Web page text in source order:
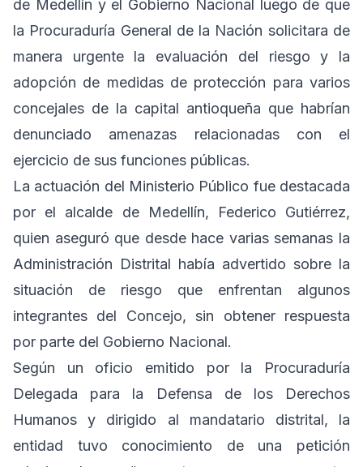
de Medellín y el Gobierno Nacional luego de que
la Procuraduría General de la Nación solicitara de
manera urgente la evaluación del riesgo y la
adopción de medidas de protección para varios
concejales de la capital antioqueña que habrían
denunciado amenazas relacionadas con el
ejercicio de sus funciones públicas.
La actuación del Ministerio Público fue destacada
por el alcalde de Medellín, Federico Gutiérrez,
quien aseguró que desde hace varias semanas la
Administración Distrital había advertido sobre la
situación de riesgo que enfrentan algunos
integrantes del Concejo, sin obtener respuesta
por parte del Gobierno Nacional.
Según un oficio emitido por la Procuraduría
Delegada para la Defensa de los Derechos
Humanos y dirigido al mandatario distrital, la
entidad tuvo conocimiento de una petición